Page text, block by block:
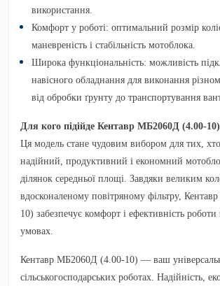
використання.
Комфорт у роботі: оптимальний розмір
маневреність і стабільність мотоблока.
Широка функціональність: можливість
навісного обладнання для виконання
від обробки ґрунту до транспортування
Для кого підійде Кентавр МБ2060Д (4.00-
Ця модель стане чудовим вибором для тих,
надійний, продуктивний і економний
ділянок середньої площі. Завдяки великим
вдосконаленому повітряному фільтру,
10) забезпечує комфорт і ефективність роботи
умовах.
Кентавр МБ2060Д (4.00-10) — ваш
сільськогосподарських роботах. Надійність,